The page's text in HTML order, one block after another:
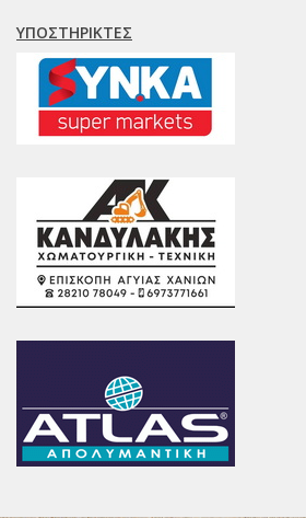
ΥΠΟΣΤΗΡΙΚΤΈΣ